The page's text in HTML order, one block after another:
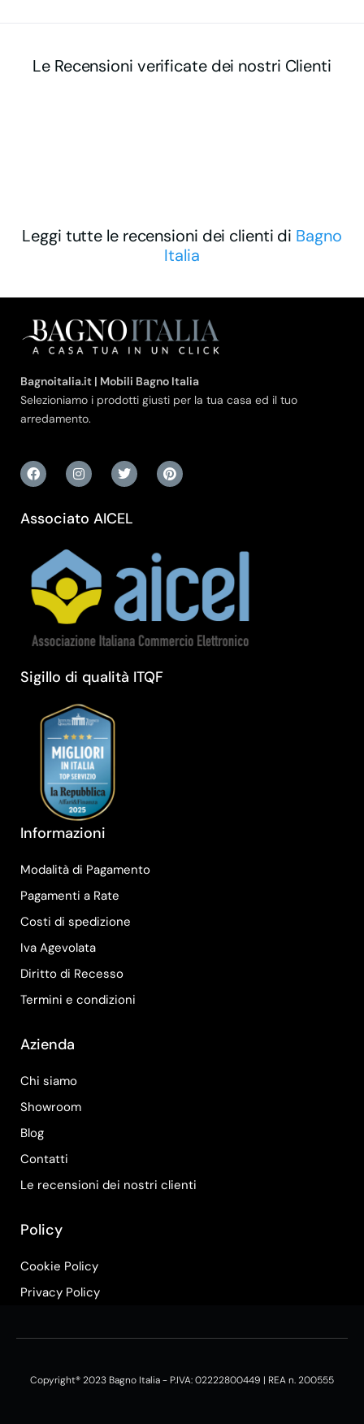
Le Recensioni verificate dei nostri Clienti
Leggi tutte le recensioni dei clienti di Bagno
Italia
Bagnoitalia.it | Mobili Bagno Italia
Selezioniamo i prodotti giusti per la tua casa ed il tuo
arredamento.
Associato AICEL
Sigillo di qualità ITQF
Informazioni
Modalità di Pagamento
Pagamenti a Rate
Costi di spedizione
Iva Agevolata
Diritto di Recesso
Termini e condizioni
Azienda
Chi siamo
Showroom
Blog
Contatti
Le recensioni dei nostri clienti
Policy
Cookie Policy
Privacy Policy
Copyright® 2023 Bagno Italia - P.IVA: 02222800449 | REA n. 200555